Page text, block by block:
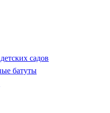
садов
батуты